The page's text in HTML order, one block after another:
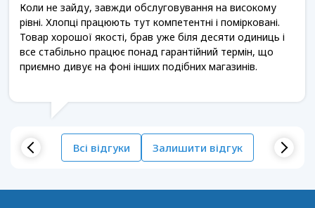
Коли не зайду, завжди обслуговування на високому
рівні. Хлопці працюють тут компетентні і помірковані.
Товар хорошої якості, брав уже біля десяти одиниць і
все стабільно працює понад гарантійний термін, що
приємно дивує на фоні інших подібних магазинів.
Всі відгуки Залишити відгук